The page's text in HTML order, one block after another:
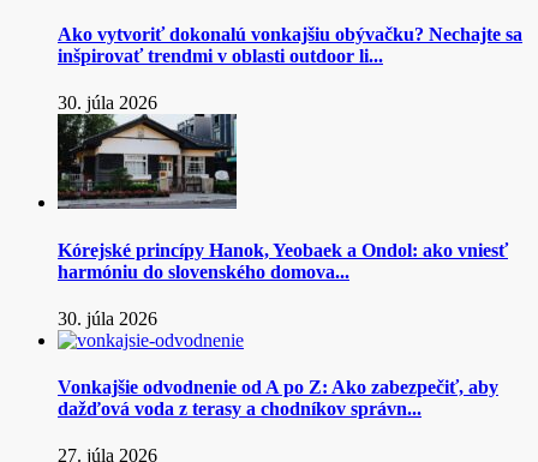
Ako vytvoriť dokonalú vonkajšiu obývačku? Nechajte sa
inšpirovať trendmi v oblasti outdoor li...
30. júla 2026
Kórejské princípy Hanok, Yeobaek a Ondol: ako vniesť
harmóniu do slovenského domova...
30. júla 2026
Vonkajšie odvodnenie od A po Z: Ako zabezpečiť, aby
dažďová voda z terasy a chodníkov správn...
27. júla 2026